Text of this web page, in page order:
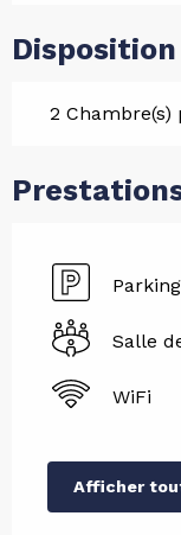
Disposition
2
Parking
Salle
WiFi
Afficher